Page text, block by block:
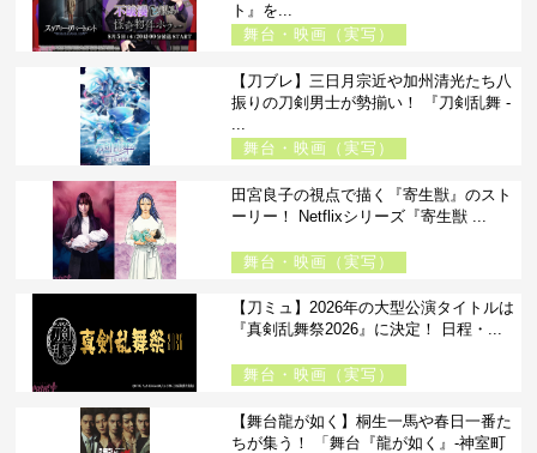
ト』を...
舞台・映画（実写）
【刀ブレ】三日月宗近や加州清光たち八
振りの刀剣男士が勢揃い！ 『刀剣乱舞 -
舞台・映画（実写）
田宮良子の視点で描く『寄生獣』のスト
ーリー！ Netflixシリーズ『寄生獣 ...
舞台・映画（実写）
【刀ミュ】2026年の大型公演タイトルは
『真剣乱舞祭2026』に決定！ 日程・...
舞台・映画（実写）
【舞台龍が如く】桐生一馬や春日一番た
ちが集う！ 「舞台『龍が如く』-神室町